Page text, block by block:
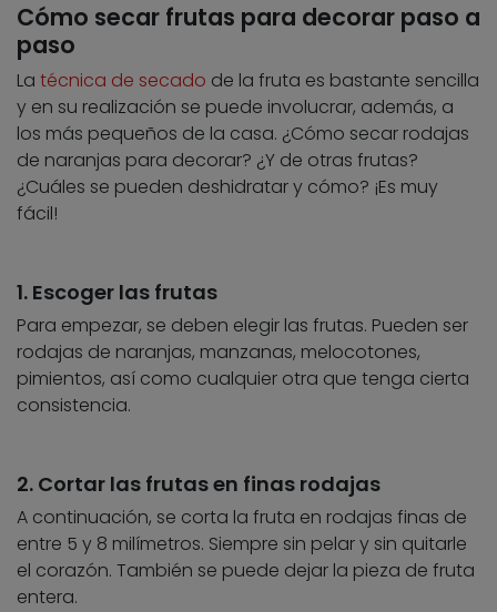
Cómo secar frutas para decorar paso a
paso
La técnica de secado de la fruta es bastante sencilla
y en su realización se puede involucrar, además, a
los más pequeños de la casa. ¿Cómo secar rodajas
de naranjas para decorar? ¿Y de otras frutas?
¿Cuáles se pueden deshidratar y cómo? ¡Es muy
fácil!
1. Escoger las frutas
Para empezar, se deben elegir las frutas. Pueden ser
rodajas de naranjas, manzanas, melocotones,
pimientos, así como cualquier otra que tenga cierta
consistencia.
2. Cortar las frutas en finas rodajas
A continuación, se corta la fruta en rodajas finas de
entre 5 y 8 milímetros. Siempre sin pelar y sin quitarle
el corazón. También se puede dejar la pieza de fruta
entera.